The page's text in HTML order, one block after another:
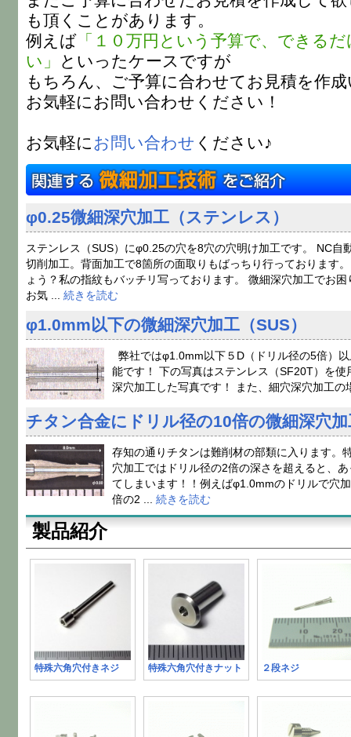
も頂くことがあります。
例えば「１０万円という予算で、できる
い」
といったケースですが
もちろん、ご予算に合わせてお見積を作
お気軽にお問い合わせください！
お気軽に お問い合わせ ください♪
φ0.25微細深穴加工（ステンレス）
ステンレス（SUS）にφ0.25の穴を8穴の穴明け加工です。 NC自
切削加工。背面加工で8箇所の面取りもばっちり行っております
ょう？私の指紋もバッチリ写っております。 微細深穴加工でお困
お気 ... 続きを読む
φ1.0mm以下の微細深穴加工（SUS）
弊社ではφ1.0mm以下５D（ドリル径の5倍）
能です！ 下の写真はステンレス（SF20T）を
深穴加工した写真です！ また、細穴深穴加工
チタン合金にドリル径の10倍の微細深穴加
存知の通りチタンは難削材の部類に入ります。
穴加工ではドリル径の2倍の深さを超えると、
てしまいます！！例えばφ1.0mmのドリルで穴
倍の2 ... 続きを読む
製品紹介
特殊六角穴付きネジ 特殊六角穴付きナット ２段ネジ